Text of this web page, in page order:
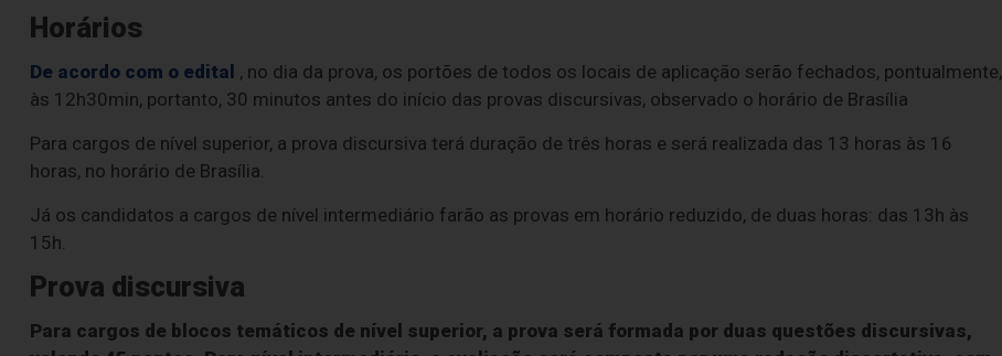
Horários
De acordo com o edital , no dia da prova, os portões de todos os locais de aplicação serão fechados, pontualmente,
às 12h30min, portanto, 30 minutos antes do início das provas discursivas, observado o horário de Brasília
Para cargos de nível superior, a prova discursiva terá duração de três horas e será realizada das 13 horas às 16
horas, no horário de Brasília.
Já os candidatos a cargos de nível intermediário farão as provas em horário reduzido, de duas horas: das 13h às
15h.
Prova discursiva
Para cargos de blocos temáticos de nível superior, a prova será formada por duas questões discursivas,